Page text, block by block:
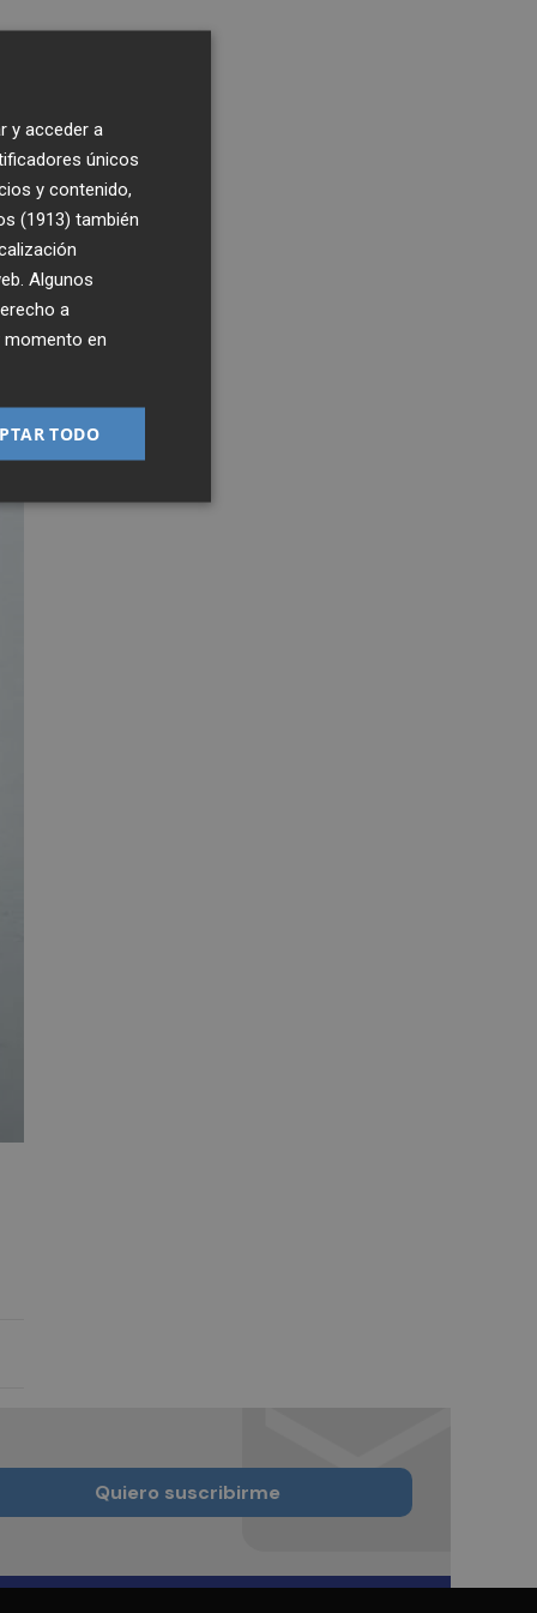
y
Quiero suscribirme
y acceder a
únicos
y contenido,
(1913) también
Algunos
a
momento en
TODO